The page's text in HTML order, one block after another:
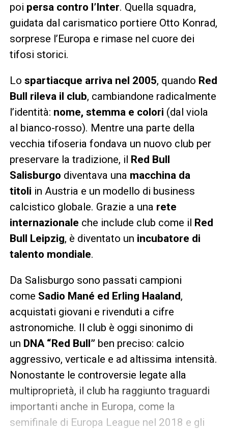
poi persa contro l’Inter. Quella squadra,
guidata dal carismatico portiere Otto Konrad,
sorprese l’Europa e rimase nel cuore dei
tifosi storici.
Lo spartiacque arriva nel 2005, quando Red
Bull rileva il club, cambiandone radicalmente
l’identità: nome, stemma e colori (dal viola
al bianco-rosso). Mentre una parte della
vecchia tifoseria fondava un nuovo club per
preservare la tradizione, il Red Bull
Salisburgo diventava una macchina da
titoli in Austria e un modello di business
calcistico globale. Grazie a una rete
internazionale che include club come il Red
Bull Leipzig, è diventato un incubatore di
talento mondiale.
Da Salisburgo sono passati campioni
come Sadio Mané ed Erling Haaland,
acquistati giovani e rivenduti a cifre
astronomiche. Il club è oggi sinonimo di
un DNA “Red Bull” ben preciso: calcio
aggressivo, verticale e ad altissima intensità.
Nonostante le controversie legate alla
multiproprietà, il club ha raggiunto traguardi
importanti anche in Europa, come la
semifinale di Europa League nel 2018 e gli